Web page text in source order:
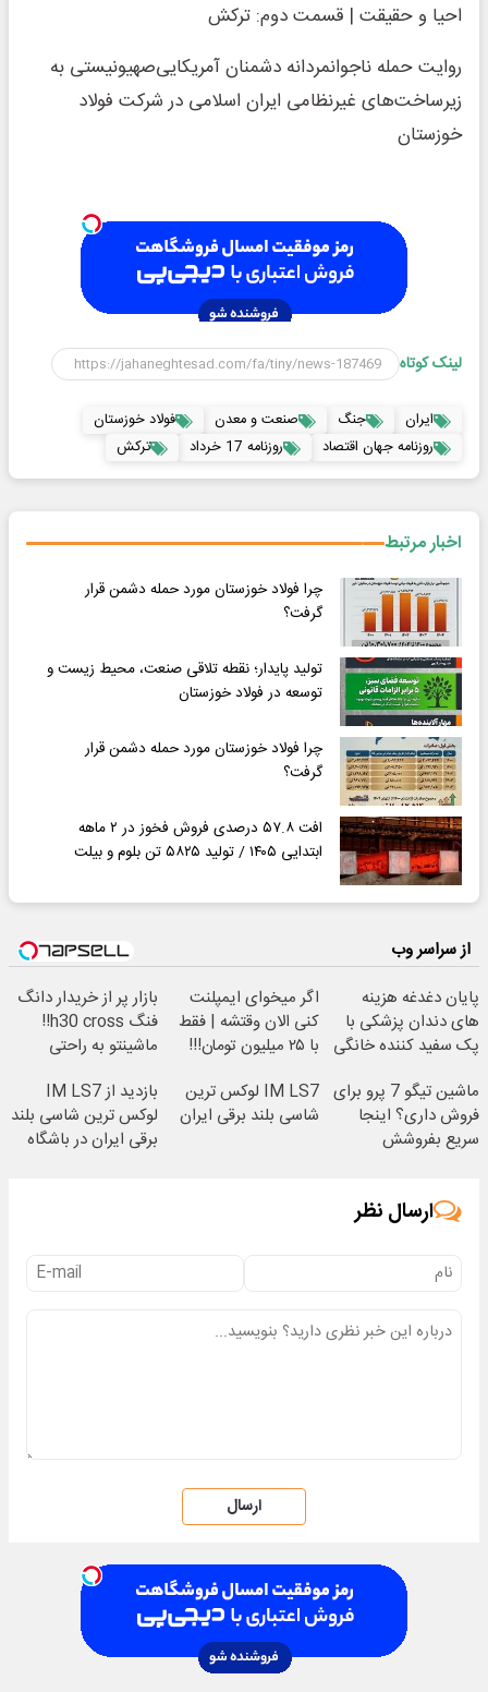
احیا و حقیقت | قسمت دوم: ترکش
روایت حمله ناجوانمردانه دشمنان آمریکایی‌صهیونیستی به
زیرساخت‌های غیرنظامی ایران اسلامی در شرکت فولاد
خوزستان
لینک کوتاه
ایران جنگ صنعت و معدن
فولاد خوزستان
روزنامه جهان اقتصاد
روزنامه 17 خرداد ترکش
اخبار مرتبط
چرا فولاد خوزستان مورد حمله دشمن قرار
گرفت؟
تولید پایدار؛ نقطه تلاقی صنعت، محیط زیست و
توسعه در فولاد خوزستان
چرا فولاد خوزستان مورد حمله دشمن قرار
گرفت؟
افت ۵۷.۸ درصدی فروش فخوز در ۲ ماهه
ابتدایی ۱۴۰۵ / تولید ۵۸۲۵ تن بلوم و بیلت
از سراسر وب
پایان دغدغه هزینه
های دندان پزشکی با
پک سفید کننده خانگی
اگر میخوای ایمپلنت
کنی الان وقتشه | فقط
با ۲۵ میلیون تومان!!!
بازار پر از خریدار دانگ
فنگ h30 cross!!
ماشینتو به راحتی
ماشین تیگو 7 پرو برای
فروش داری؟ اینجا
سریع بفروشش
IM LS7 لوکس ترین
شاسی بلند برقی ایران
بازدید از IM LS7
لوکس ترین شاسی بلند
برقی ایران در باشگاه
ارسال نظر
ارسال